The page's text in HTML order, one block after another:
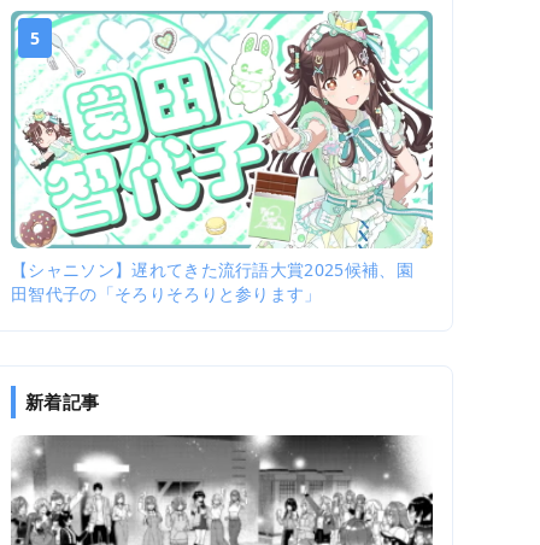
5
【シャニソン】遅れてきた流行語大賞2025候補、園
田智代子の「そろりそろりと参ります」
新着記事